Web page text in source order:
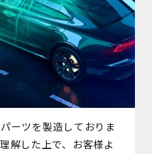
ーツを製造しておりま
解した上で、お客様よ